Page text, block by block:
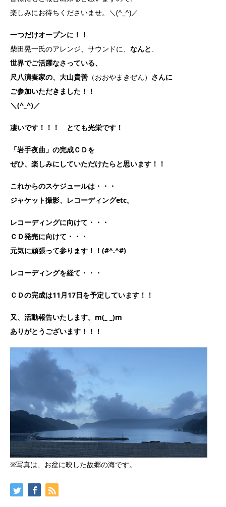
楽しみにお待ちくださいませ。＼(^_^)／
一つだけオープンに！！
柴田晃一氏のアレンジ、サウンドに、 なんと、
世界でご活躍なさっている、
尺八演奏家の、 大山貴善 （おおやまきぜん） さんに
ご参加いただきました！！
＼(^_^)／
凄いです！！！ とても光栄です！
「岩手夜曲」の完成ＣＤを
ぜひ、楽しみにしていただけたらと思います！！
これからのスケジュールは・・・
ジャケット撮影、レコーディングetc。
レコーディングに向けて・・・
ＣＤ発売に向けて・・・
元気に頑張って参ります！！(#^.^#)
レコーディングを経て・・・
ＣＤの完成は11月17日を予定しています！！
又、活動報告いたします。m(_ _)m
ありがとうございます！！！
※写真は、お盆に映した故郷の海です。